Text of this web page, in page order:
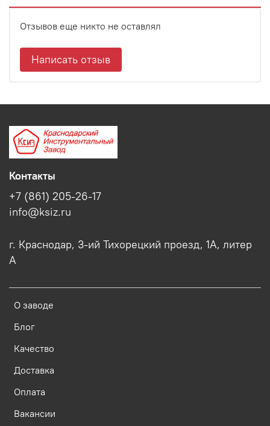
Отзывов еще никто не оставлял
Написать отзыв
О заводе
Блог
Качество
Доставка
Оплата
Вакансии
Контакты
+7 (861) 205-26-17
info@ksiz.ru
г. Краснодар, 3-ий Тихорецкий проезд, 1А, литер
А